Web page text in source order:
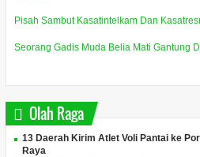
Pisah Sambut Kasatintelkam Dan
Seorang Gadis Muda Belia Mati Gantung
Olah Raga
13 Daerah Kirim Atlet Voli Pantai ke
Raya